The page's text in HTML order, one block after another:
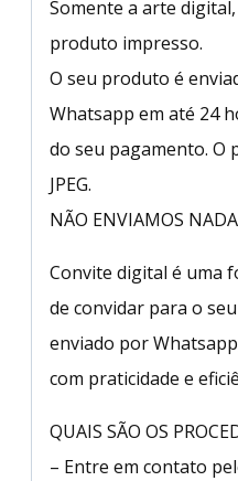
Somente a arte
produto impresso.
O seu produto é
Whatsapp em até 24
do seu pagamento.
JPEG.
NÃO ENVIAMOS NADA
Convite digital é uma
de convidar para o
enviado por
com praticidade e
QUAIS SÃO OS
– Entre em contato